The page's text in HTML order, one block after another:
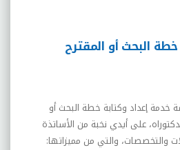
البحث أو المقترح
إعداد وكتابة خطة البحث أو
على أيدي نخبة من الأساتذة
والتخصصات، والتي من مميزاتها: